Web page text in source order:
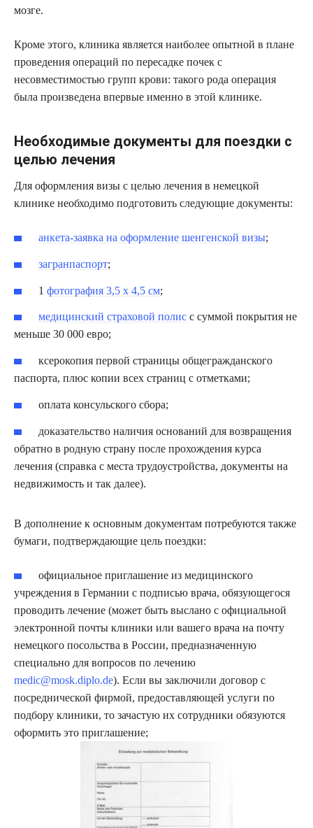
мозге.
Кроме этого, клиника является наиболее опытной в плане
проведения операций по пересадке почек с
несовместимостью групп крови: такого рода операция
была произведена впервые именно в этой клинике.
Необходимые документы для поездки с
целью лечения
Для оформления визы с целью лечения в немецкой
клинике необходимо подготовить следующие документы:
анкета-заявка на оформление шенгенской визы;
загранпаспорт;
1фотография 3,5 х 4,5 см;
медицинский страховой полис с суммой покрытия не
меньше 30 000 евро;
ксерокопия первой страницы общегражданского
паспорта, плюс копии всех страниц с отметками;
оплата консульского сбора;
доказательство наличия оснований для возвращения
обратно в родную страну после прохождения курса
лечения (справка с места трудоустройства, документы на
недвижимость и так далее).
В дополнение к основным документам потребуются также
бумаги, подтверждающие цель поездки:
официальное приглашение из медицинского
учреждения в Германии с подписью врача, обязующегося
проводить лечение (может быть выслано с официальной
электронной почты клиники или вашего врача на почту
немецкого посольства в России, предназначенную
специально для вопросов по лечению
medic@mosk.diplo.de). Если вы заключили договор с
посреднической фирмой, предоставляющей услуги по
подбору клиники, то зачастую их сотрудники обязуются
оформить это приглашение;